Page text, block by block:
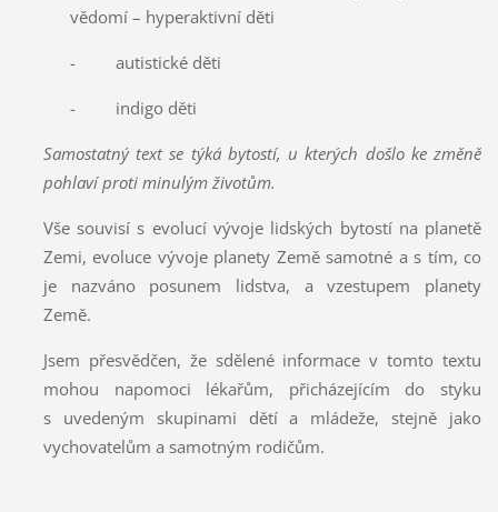
vědomí – hyperaktivní děti
- autistické děti
- indigo děti
Samostatný text se týká bytostí, u kterých došlo ke změně
pohlaví proti minulým životům.
Vše souvisí s evolucí vývoje lidských bytostí na planetě
Zemi, evoluce vývoje planety Země samotné a s tím, co
je nazváno posunem lidstva, a vzestupem planety
Země.
Jsem přesvědčen, že sdělené informace v tomto textu
mohou napomoci lékařům, přicházejícím do styku
s uvedeným skupinami dětí a mládeže, stejně jako
vychovatelům a samotným rodičům.